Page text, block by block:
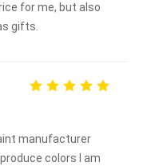
for me, but also
gifts.
manufacturer
colors I am